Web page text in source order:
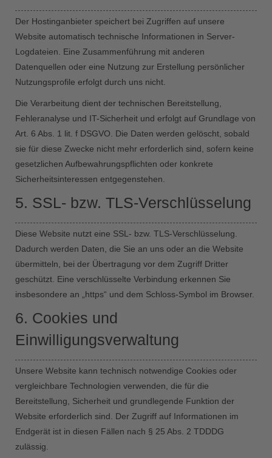
Der Hostinganbieter speichert bei Zugriffen auf unsere
Website automatisch technische Informationen in Server-
Logdateien. Eine Zusammenführung mit anderen
Datenquellen oder eine Nutzung zur Erstellung persönlicher
Nutzungsprofile erfolgt durch uns nicht.
Die Verarbeitung dient der technischen Bereitstellung,
Fehleranalyse und IT-Sicherheit und erfolgt auf Grundlage von
Art. 6 Abs. 1 lit. f DSGVO. Die Daten werden gelöscht, sobald
sie für diese Zwecke nicht mehr erforderlich sind, sofern keine
gesetzlichen Aufbewahrungspflichten oder konkrete
Sicherheitsinteressen entgegenstehen.
5. SSL- bzw. TLS-Verschlüsselung
Diese Website nutzt eine SSL- bzw. TLS-Verschlüsselung.
Dadurch werden Daten, die Sie an uns oder an die Website
übermitteln, bei der Übertragung vor dem Zugriff Dritter
geschützt. Eine verschlüsselte Verbindung erkennen Sie
insbesondere an „https“ und dem Schloss-Symbol im Browser.
6. Cookies und
Einwilligungsverwaltung
Unsere Website kann technisch notwendige Cookies oder
vergleichbare Technologien verwenden, die für die
Bereitstellung, Sicherheit und grundlegende Funktion der
Website erforderlich sind. Der Zugriff auf Informationen im
Endgerät ist in diesen Fällen nach § 25 Abs. 2 TDDDG
zulässig.